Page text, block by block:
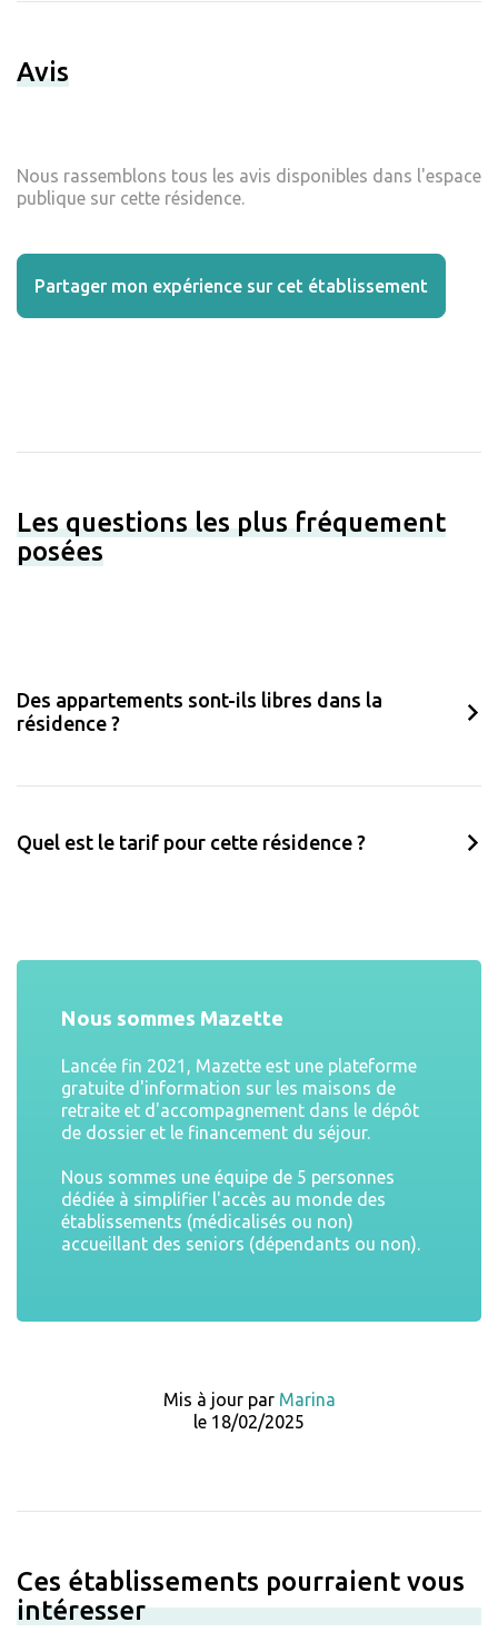
Avis
Nous rassemblons tous les avis disponibles dans l'espace
publique sur cette résidence.
Partager mon expérience sur cet établissement
Les questions les plus fréquement
posées
Des appartements sont-ils libres dans la
résidence ?
Quel est le tarif pour cette résidence ?
Nous sommes Mazette
Lancée fin 2021, Mazette est une plateforme
gratuite d'information sur les maisons de
retraite et d'accompagnement dans le dépôt
de dossier et le financement du séjour.
Nous sommes une équipe de 5 personnes
dédiée à simplifier l'accès au monde des
établissements (médicalisés ou non)
accueillant des seniors (dépendants ou non).
Mis à jour par Marina
le 18/02/2025
Ces établissements pourraient vous
intéresser